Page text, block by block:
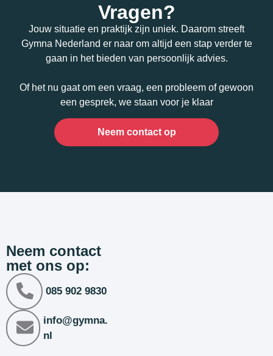
Vragen?
Jouw situatie en praktijk zijn uniek. Daarom streeft
Gymna Nederland er naar om altijd een stap verder te
gaan in het bieden van persoonlijk advies.
Of het nu gaat om een vraag, een probleem of gewoon
een gesprek, we staan voor je klaar
Neem contact op
Neem contact
met ons op:
085 902 9830
info@gymna.
nl